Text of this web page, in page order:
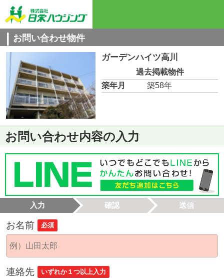
お問い合わせ物件
ガーデンハイツ高川
過去掲載物件
築年月
築58年
お問い合わせ内容の入力
入力 確認 送信
お名前 必須
連絡先 いずれか１つ以上入力